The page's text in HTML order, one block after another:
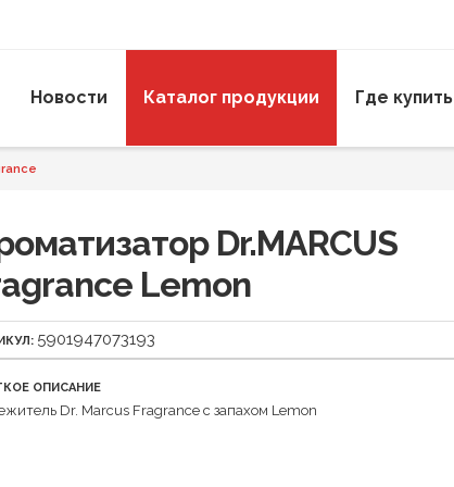
Новости Каталог продукции Где купить
Dr.MARCUS
Lemon
5901947073193
ОПИСАНИЕ
Dr. Marcus Fragrance с запахом Lemon